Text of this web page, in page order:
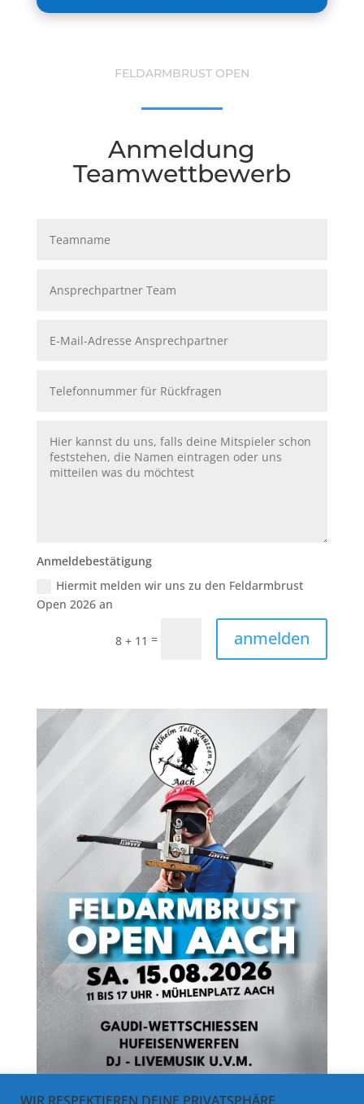
FELDARMBRUST OPEN
Anmeldung
Teamwettbewerb
Anmeldebestätigung
Hiermit melden wir uns zu den Feldarmbrust
Open 2026 an
8 + 11 = anmelden